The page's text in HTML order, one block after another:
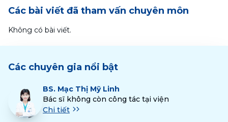
Các bài viết đã tham vấn chuyên môn
Không có bài viết.
Các chuyên gia nổi bật
BS. Mạc Thị Mỹ Linh
Bác sĩ không còn công tác tại viện
Chi tiết